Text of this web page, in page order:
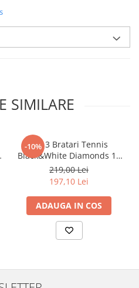
SIMILARE
-10%
Set 3 Bratari Tennis
Black&White Diamonds 19
CM
219,00 Lei
197,10 Lei
ADAUGA IN COS